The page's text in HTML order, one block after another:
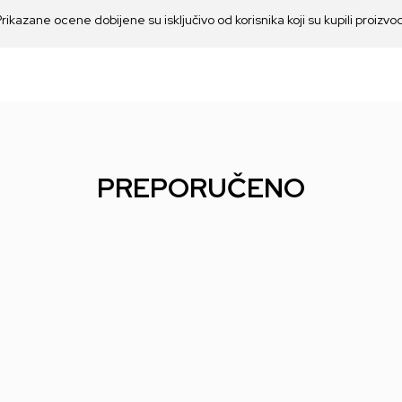
ocene dobijene su isključivo od korisnika koji su kupili
PREPORUČENO